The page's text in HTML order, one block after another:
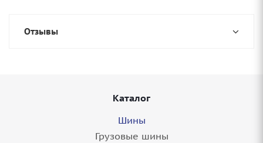
Отзывы
Каталог
Шины
Грузовые шины